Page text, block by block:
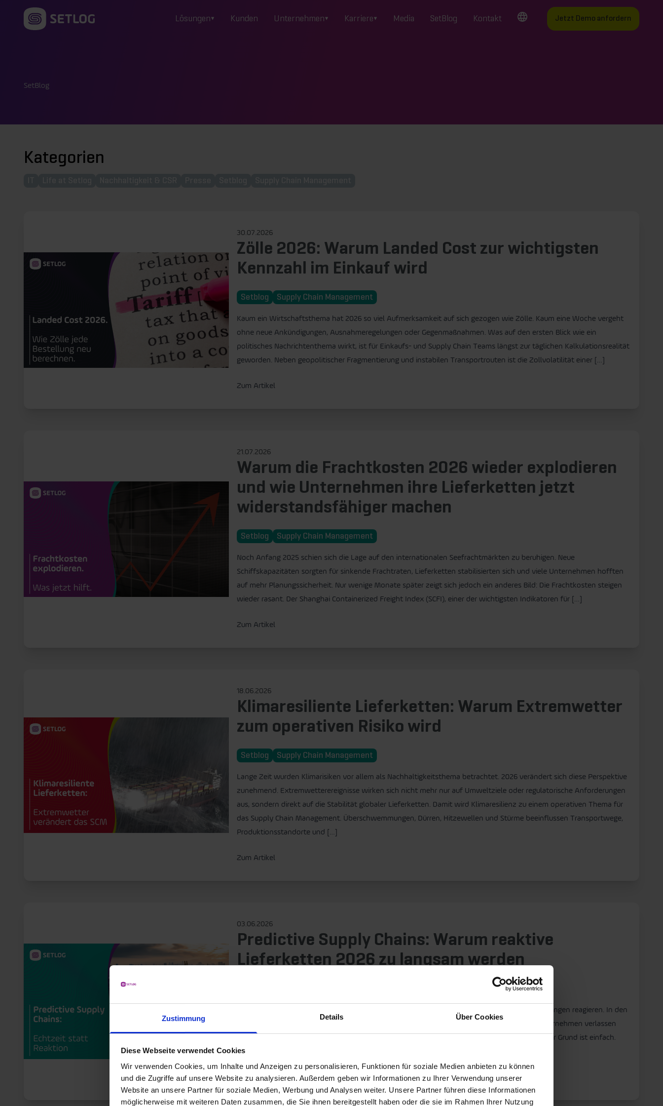
Zustimmung Details Über Cookies
Diese Webseite verwendet Cookies
Wir verwenden Cookies, um Inhalte und Anzeigen zu personalisieren, Funktionen für soziale Medien anbieten zu können
und die Zugriffe auf unsere Website zu analysieren. Außerdem geben wir Informationen zu Ihrer Verwendung unserer
Website an unsere Partner für soziale Medien, Werbung und Analysen weiter. Unsere Partner führen diese Informationen
möglicherweise mit weiteren Daten zusammen, die Sie ihnen bereitgestellt haben oder die sie im Rahmen Ihrer Nutzung
Lösungen Kunden Unternehmen Karriere Media SetBlog Kontakt Jetzt Demo anfordern
SetBlog
Kategorien
30.07.2026
Zölle 2026: Warum Landed Cost zur wichtigsten
Kennzahl im Einkauf wird
Setblog Supply Chain Management
Kaum ein Wirtschaftsthema hat 2026 so viel Aufmerksamkeit auf sich gezogen wie Zölle. Kaum eine Woche vergeht
ohne neue Ankündigungen, Ausnahmeregelungen oder Gegenmaßnahmen. Was auf den ersten Blick wie ein
politisches Nachrichtenthema wirkt, ist für Einkaufs- und Supply Chain Teams längst zur täglichen Kalkulationsrealität
geworden. Neben geopolitischer Fragmentierung und instabilen Transportrouten ist die Zollvolatilität einer […]
Zum Artikel
21.07.2026
Warum die Frachtkosten 2026 wieder explodieren
und wie Unternehmen ihre Lieferketten jetzt
widerstandsfähiger machen
Setblog Supply Chain Management
Noch Anfang 2025 schien sich die Lage auf den internationalen Seefrachtmärkten zu beruhigen. Neue
Schiffskapazitäten sorgten für sinkende Frachtraten, Lieferketten stabilisierten sich und viele Unternehmen hofften
auf mehr Planungssicherheit. Nur wenige Monate später zeigt sich jedoch ein anderes Bild: Die Frachtkosten steigen
wieder rasant. Der Shanghai Containerized Freight Index (SCFI), einer der wichtigsten Indikatoren für […]
Zum Artikel
18.06.2026
Klimaresiliente Lieferketten: Warum Extremwetter
zum operativen Risiko wird
Setblog Supply Chain Management
Lange Zeit wurden Klimarisiken vor allem als Nachhaltigkeitsthema betrachtet. 2026 verändert sich diese Perspektive
zunehmend. Extremwetterereignisse wirken sich nicht mehr nur auf Umweltziele oder regulatorische Anforderungen
aus, sondern direkt auf die Stabilität globaler Lieferketten. Damit wird Klimaresilienz zu einem operativen Thema für
das Supply Chain Management. Überschwemmungen, Dürren, Hitzewellen und Stürme beeinflussen Transportwege,
Produktionsstandorte und […]
Zum Artikel
03.06.2026
Predictive Supply Chains: Warum reaktive
Lieferketten 2026 zu langsam werden
Lieferketten verändern sich 2026 nicht nur strukturell. Sie müssen auch schneller auf Veränderungen reagieren. In den
Top 10 Supply Chain Management Trends 2026 zeigt sich deshalb eine klare Entwicklung: Unternehmen verlassen
zunehmend reaktive Steuerungsmodelle und investieren in vorausschauende Supply Chains. Der Grund ist einfach.
Störungen entstehen heute schneller, breiten sich schneller aus und wirken sich […]
Zum Artikel